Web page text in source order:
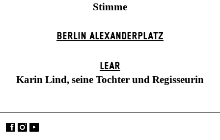
Stimme
BERLIN ALEXANDER­PLATZ
LEAR
Karin Lind, seine Tochter und Regisseurin